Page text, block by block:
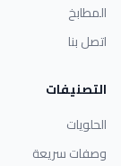
المطابخ
اتصل بنا
التصنيفات
الحلويات
وصفات سريعة